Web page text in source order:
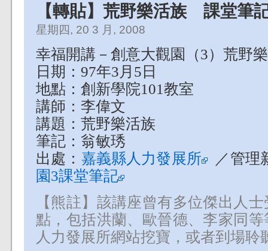
【轉貼】荒野樂活族 課堂筆
星期四, 20 3 月, 2008
幸福開講－創意大觀園（3）荒野
日期：97年3月5日
地點：創新學院101教室
講師：李偉文
講題：荒野樂活族
筆記：翁敏琇
出處： 嘉義縣人力發展所
／管理
園3課堂筆記
【熊註】該講座曾有多位傑出人
點，包括洪蘭、歐晉德、李家同
人力發展所網站挖寶，或者到場聆